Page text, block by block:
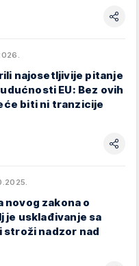
najosetljivije pitanje
EU: Bez ovih
biti ni tranzicije
novog zakona o
je usklađivanje sa
stroži nadzor nad